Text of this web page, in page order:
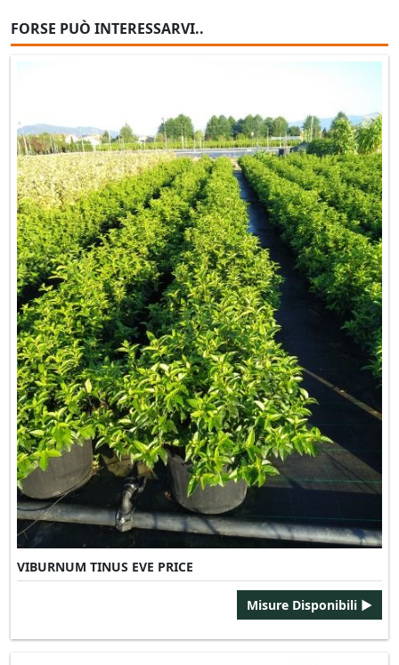
FORSE PUÒ INTERESSARVI..
VIBURNUM TINUS EVE PRICE
Misure Disponibili ►